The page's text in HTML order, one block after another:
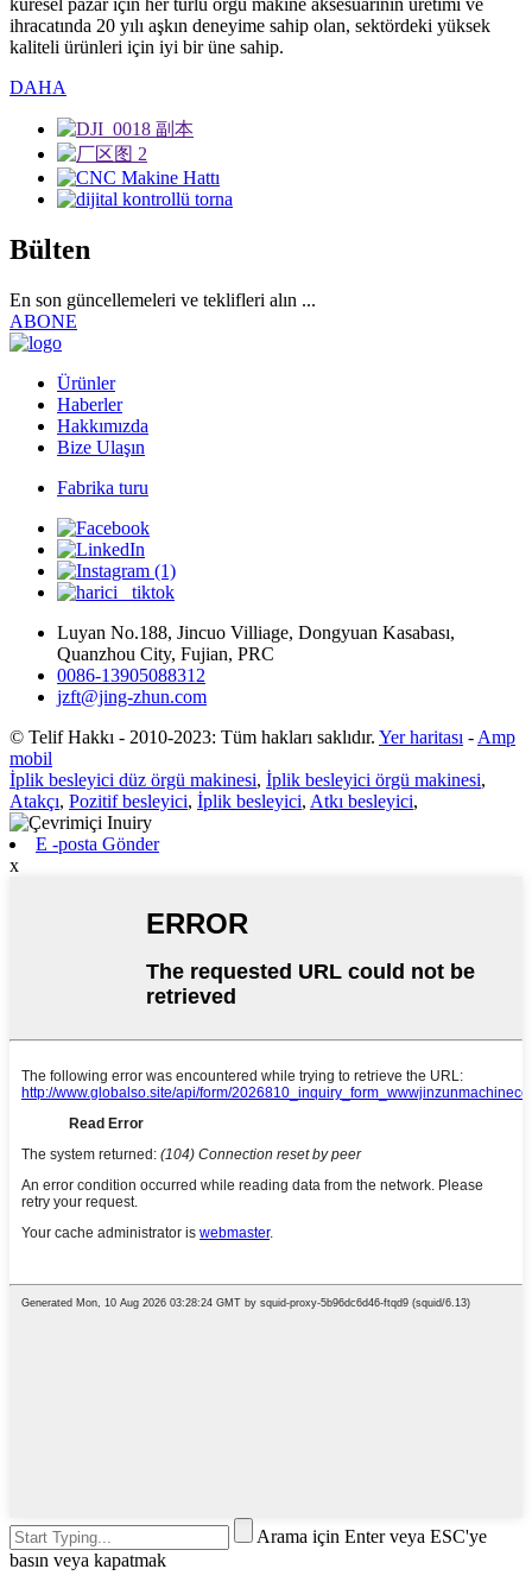
küresel pazar için her türlü örgü makine aksesuarının üretimi ve
ihracatında 20 yılı aşkın deneyime sahip olan, sektördeki yüksek
kaliteli ürünleri için iyi bir üne sahip.
DAHA
Bülten
En son güncellemeleri ve teklifleri alın ...
ABONE
Ürünler
Haberler
Hakkımızda
Bize Ulaşın
Fabrika turu
Luyan No.188, Jincuo Villiage, Dongyuan Kasabası,
Quanzhou City, Fujian, PRC
0086-13905088312
jzft@jing-zhun.com
© Telif Hakkı - 2010-2023: Tüm hakları saklıdır. Yer haritası - Amp
mobil
İplik besleyici düz örgü makinesi, İplik besleyici örgü makinesi,
Atakçı, Pozitif besleyici, İplik besleyici, Atkı besleyici,
E -posta Gönder
x
Arama için Enter veya ESC'ye
basın veya kapatmak